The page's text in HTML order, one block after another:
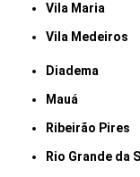
Vila Maria
Vila Medeiros
Diadema
Mauá
Ribeirão Pires
Rio Grande da